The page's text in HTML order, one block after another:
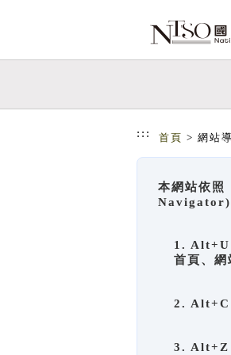
::: 首頁 > 網站
本網站依照
Navigator)
1. Alt+U
首頁、網
2. Alt+C
3. Alt+Z